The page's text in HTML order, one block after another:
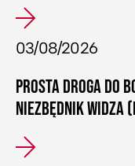
03/08/2026
PROSTA DROGA DO
NIEZBĘDNIK WIDZA